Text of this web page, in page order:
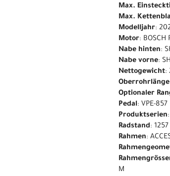
Max.
Max.
Modelljahr:
Motor: BOSCH
Nabe hinten:
Nabe vorne:
Nettogewicht:
Oberrohrlänge
Optionaler
Pedal: VPE-857
Produktserien
Radstand:
Rahmen:
M